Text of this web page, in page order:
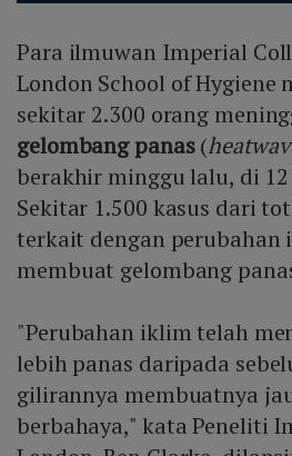
Para ilmuwan Imperial
London School of Hygiene
sekitar 2.300 orang
gelombang panas(
berakhir minggu lalu, di
Sekitar 1.500 kasus dari
terkait dengan perubahan
membuat gelombang
"Perubahan iklim telah
lebih panas daripada
gilirannya membuatnya
berbahaya," kata Peneliti